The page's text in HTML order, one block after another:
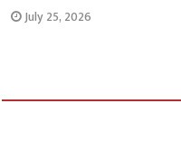
July 25, 2026